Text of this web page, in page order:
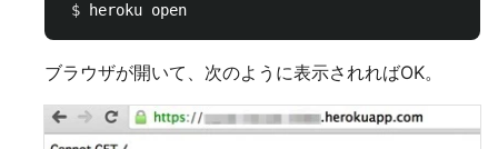
$
ブラウザが開いて、次のように表示されればOK。